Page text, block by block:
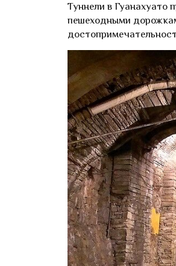
Туннели в Гуанахуато
пешеходными